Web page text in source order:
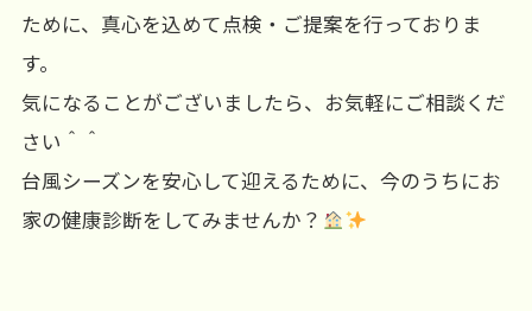
ために、真心を込めて点検・ご提案を行っておりま
す。
気になることがございましたら、お気軽にご相談くだ
さい＾＾
台風シーズンを安心して迎えるために、今のうちにお
家の健康診断をしてみませんか？